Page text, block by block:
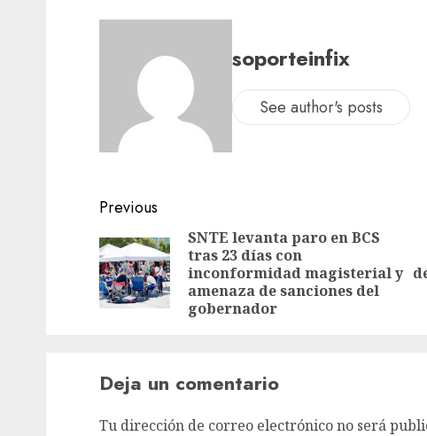
soporteinfix
See author's posts
Previous
SNTE levanta paro en BCS
tras 23 días con
inconformidad magisterial y
amenaza de sanciones del
gobernador
Deja un comentario
Tu dirección de correo electrónico no será